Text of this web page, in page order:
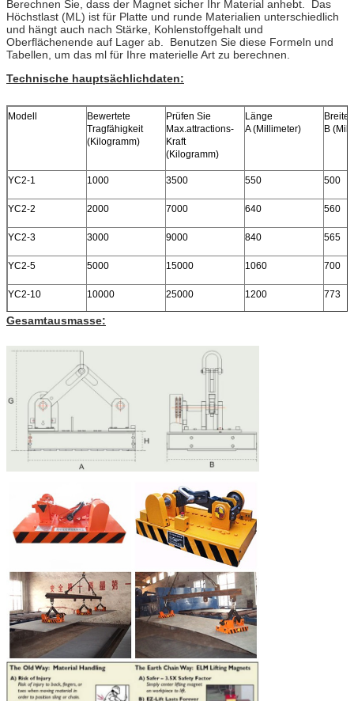
Berechnen Sie, dass der Magnet sicher Ihr Material anhebt. Das
Höchstlast (ML) ist für Platte und runde Materialien unterschiedlich
und hängt auch nach Stärke, Kohlenstoffgehalt und
Oberflächenende auf Lager ab. Benutzen Sie diese Formeln und
Tabellen, um das ml für Ihre materielle Art zu berechnen.
Technische hauptsächlichdaten:
Modell
Bewertete
Tragfähigkeit
(Kilogramm)
Prüfen Sie
Max.attractions-
Kraft
(Kilogramm)
Länge
A (Millimeter)
Breite
B
YC2-1 1000 3500 550 500
YC2-2 2000 7000 640 560
YC2-3 3000 9000 840 565
YC2-5 5000 15000 1060 700
YC2-10 10000 25000 1200 773
Gesamtausmasse: